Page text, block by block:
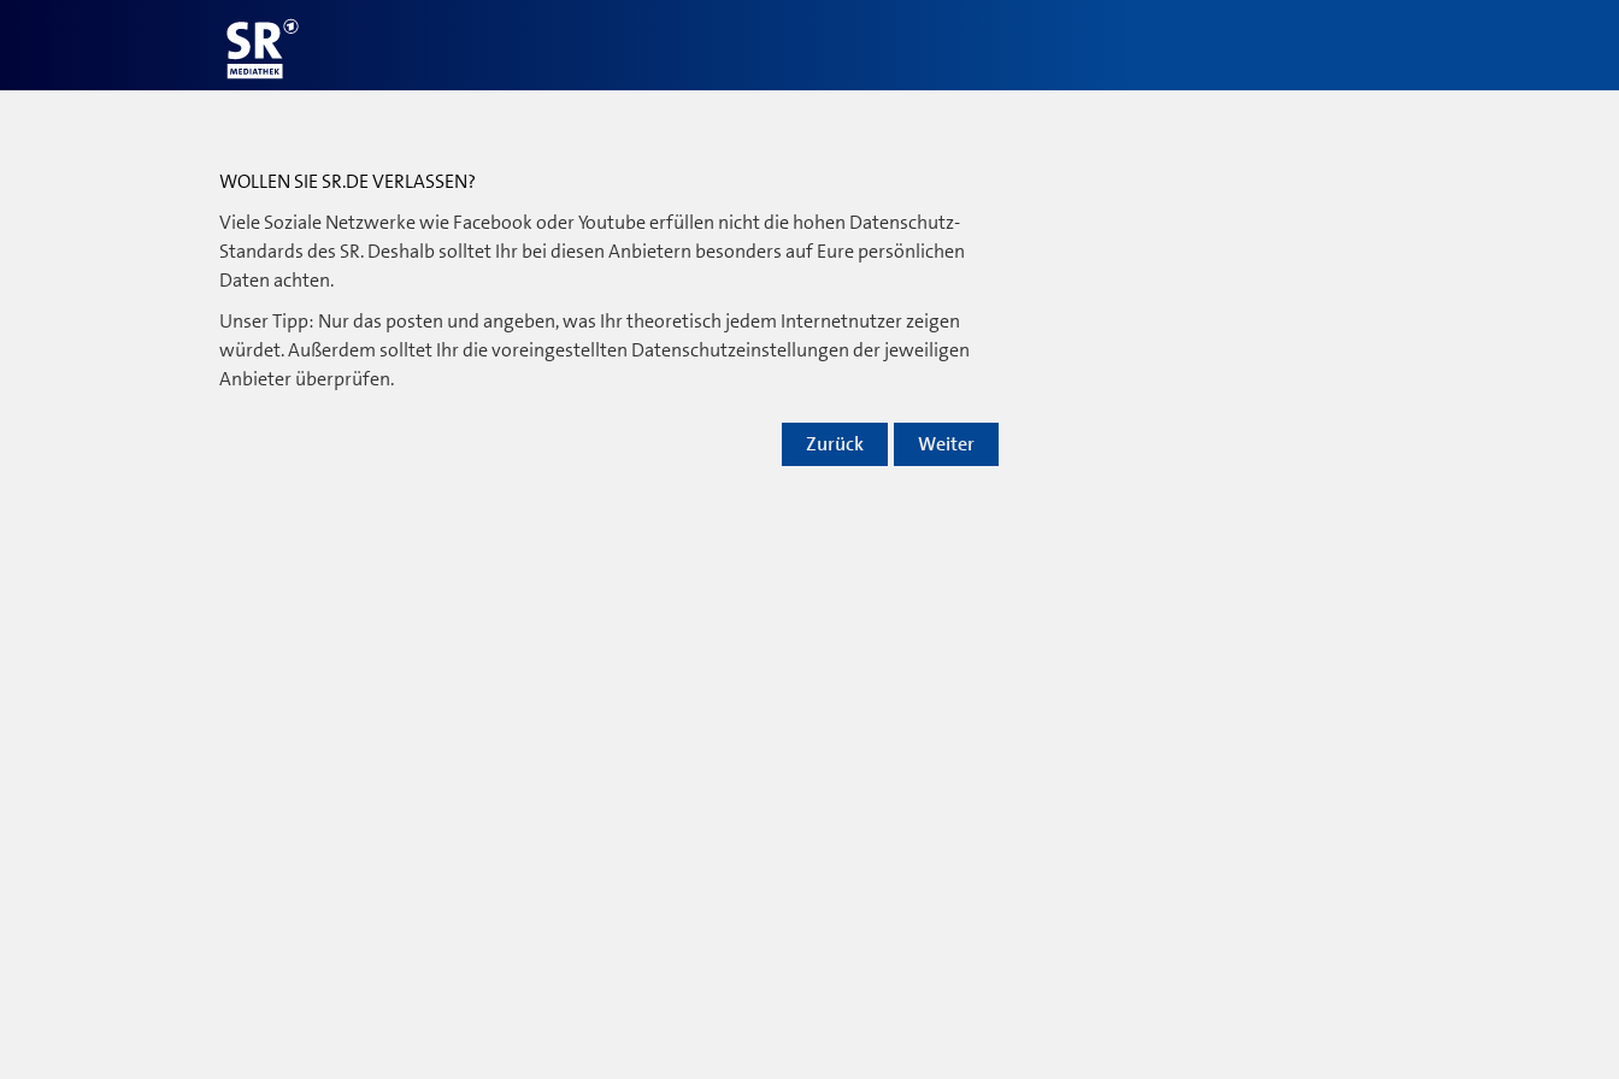
WOLLEN SIE SR.DE VERLASSEN?
Viele Soziale Netzwerke wie Facebook oder Youtube erfüllen nicht die hohen Datenschutz-
Standards des SR. Deshalb solltet Ihr bei diesen Anbietern besonders auf Eure persönlichen
Daten achten.
Unser Tipp: Nur das posten und angeben, was Ihr theoretisch jedem Internetnutzer zeigen
würdet. Außerdem solltet Ihr die voreingestellten Datenschutzeinstellungen der jeweiligen
Anbieter überprüfen.
Weiter
Zurück